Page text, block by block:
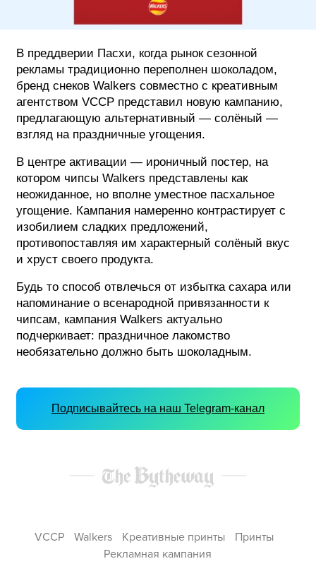
В преддверии Пасхи, когда рынок сезонной
рекламы традиционно переполнен шоколадом,
бренд снеков Walkers совместно с креативным
агентством VCCP представил новую кампанию,
предлагающую альтернативный — солёный —
взгляд на праздничные угощения.
В центре активации — ироничный постер, на
котором чипсы Walkers представлены как
неожиданное, но вполне уместное пасхальное
угощение. Кампания намеренно контрастирует с
изобилием сладких предложений,
противопоставляя им характерный солёный вкус
и хруст своего продукта.
Будь то способ отвлечься от избытка сахара или
напоминание о всенародной привязанности к
чипсам, кампания Walkers актуально
подчеркивает: праздничное лакомство
необязательно должно быть шоколадным.
Подписывайтесь на наш Telegram-канал
VCCP Walkers Креативные принты
Принты
Рекламная кампания
О ПРОЕКТЕ
РЕКЛАМА